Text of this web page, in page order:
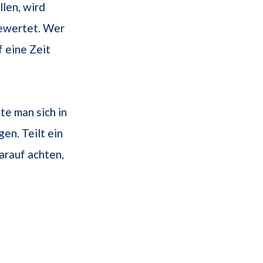
wird
Wer
eine Zeit
man sich in
Teilt ein
achten,